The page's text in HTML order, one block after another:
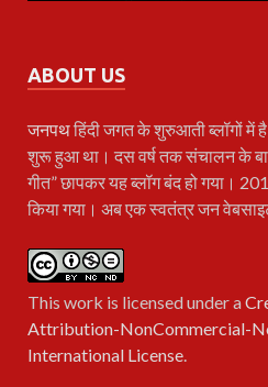
ABOUT US
जनपथहिंदी जगत के शुरुआती ब्लॉगों में
शुरू हुआ था। दस वर्ष तक संचालन के
गीत” छापकर यह ब्लॉग बंद हो गया।
किया गया। अब एक स्वतंत्र जन
This work is licensed under a
Attribution-NonCommercial-
International License.